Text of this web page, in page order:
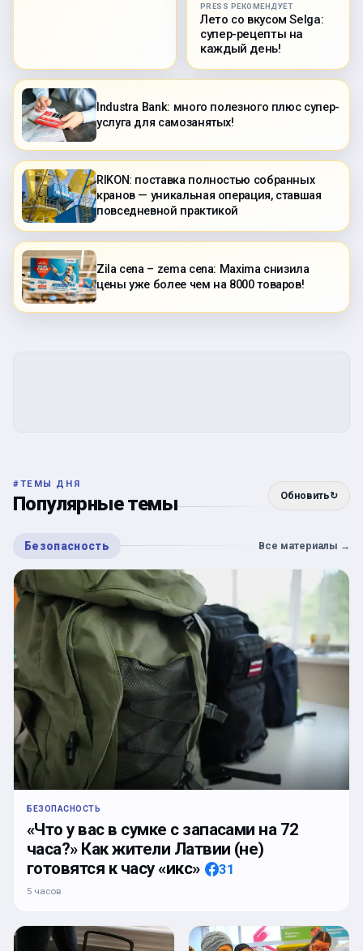
PRESS РЕКОМЕНДУЕТ
Лето со вкусом Selga:
супер-рецепты на
каждый день!
Industra Bank: много полезного плюс супер-
услуга для самозанятых!
RIKON: поставка полностью собранных
кранов — уникальная операция, ставшая
повседневной практикой
Zila cena – zema cena: Maxima снизила
цены уже более чем на 8000 товаров!
#ТЕМЫ ДНЯ
Популярные темы Обновить↻
Безопасность Все материалы →
БЕЗОПАСНОСТЬ
«Что у вас в сумке с запасами на 72
часа?» Как жители Латвии (не)
готовятся к часу «икс»
31
5 часов